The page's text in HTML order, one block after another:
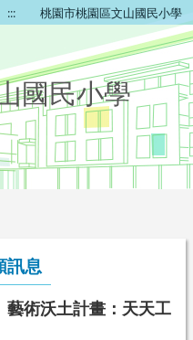
::: 桃園市桃園區文山國民小學
國民小學
訊息
術沃土計畫：天天工